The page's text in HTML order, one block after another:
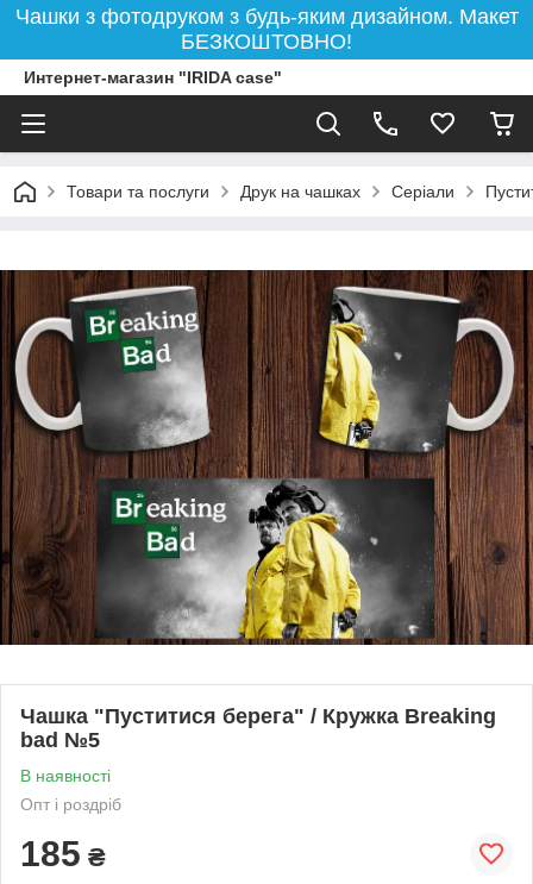
Чашки з фотодруком з будь-яким дизайном. Макет
БЕЗКОШТОВНО!
Интернет-магазин "IRIDA case"
Товари та послуги Друк на чашках Серіали
Чашка "Пуститися берега" / Кружка Breaking
bad №5
В наявності
Опт і роздріб
185 ₴